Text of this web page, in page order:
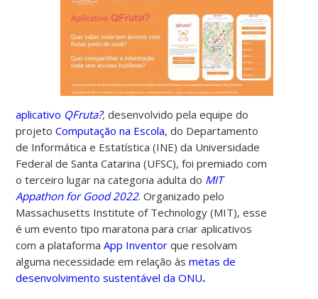
aplicativo QFruta?,desenvolvido pela equipe do
projeto Computação na Escola, do Departamento
de Informática e Estatística (INE) da Universidade
Federal de Santa Catarina (UFSC), foi premiado com
o terceiro lugar na categoria adulta do MIT
Appathon for Good 2022. Organizado pelo
Massachusetts Institute of Technology (MIT), esse
é um evento tipo maratona para criar aplicativos
com a plataformaApp Inventor que resolvam
alguma necessidade em relação àsmetas de
desenvolvimento sustentável da ONU.